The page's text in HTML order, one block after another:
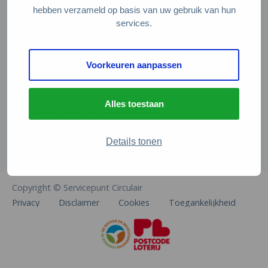
hebben verzameld op basis van uw gebruik van hun
services.
Voorkeuren aanpassen
Alles toestaan
Details tonen
Veelgestelde vragen
De Natuur en Milieufederaties
Arthur van Schendelstraat 600
info@natuurenmilieufederaties.nl
Copyright © Servicepunt Circulair
Privacy
Disclaimer Cookies Toegankelijkheid